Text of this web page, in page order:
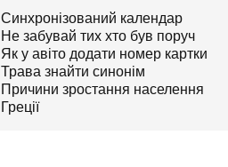
Синхронізований календар
Не забувай тих хто був поруч
Як у авіто додати номер картки
Трава знайти синонім
Причини зростання населення
Греції